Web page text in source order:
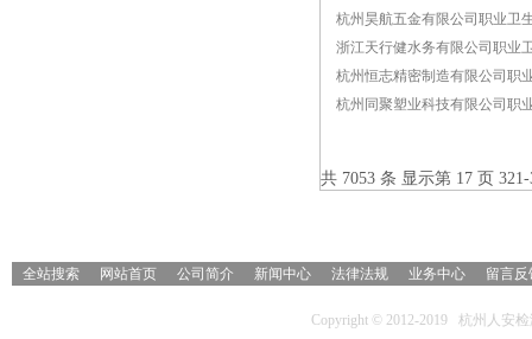
杭州昊航五金有限公司职业卫
浙江天行健水务有限公司职业
杭州恒志精密制造有限公司职
杭州同聚塑业科技有限公司职
共 7053 条 显示第 17 页 321-
全站搜索 网站首页 公司简介 新闻中心 法律法规 业务中心 留言反
Copyright © 2012-2019 杭州人安